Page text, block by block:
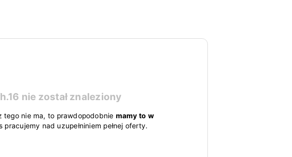
nie został znaleziony
tego nie ma, to prawdopodobnie mamy to w
nad uzupełniniem pełnej oferty.